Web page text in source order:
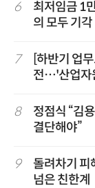
6
최저임금 1
의 모두 기각
7
[하반기 업
전…'산업자
8
정점식 “김
결단해야”
9
돌려차기 피
넘은 친한계